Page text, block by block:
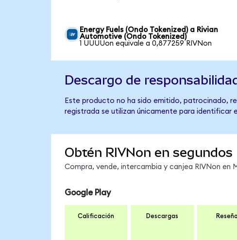
Energy Fuels (Ondo Tokenized) a Rivian
Automotive (Ondo Tokenized)
1 UUUUon equivale a 0,877259 RIVNon
Descargo de
Este producto no ha sido emitido, patrocinado,
registrada se utilizan únicamente para identificar
Obtén RIVNon en segundos
Compra, vende, intercambia y canjea RIVNon
Google Play
Calificación Descargas